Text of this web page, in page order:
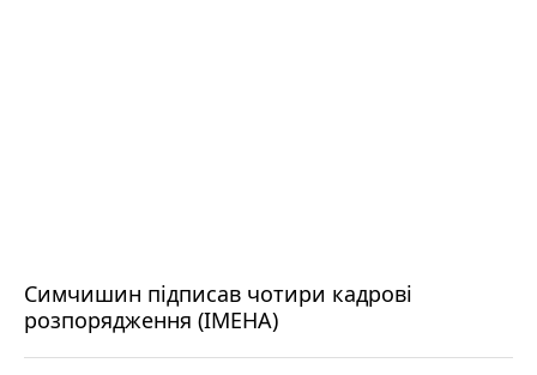
Симчишин підписав чотири кадрові
розпорядження (ІМЕНА)